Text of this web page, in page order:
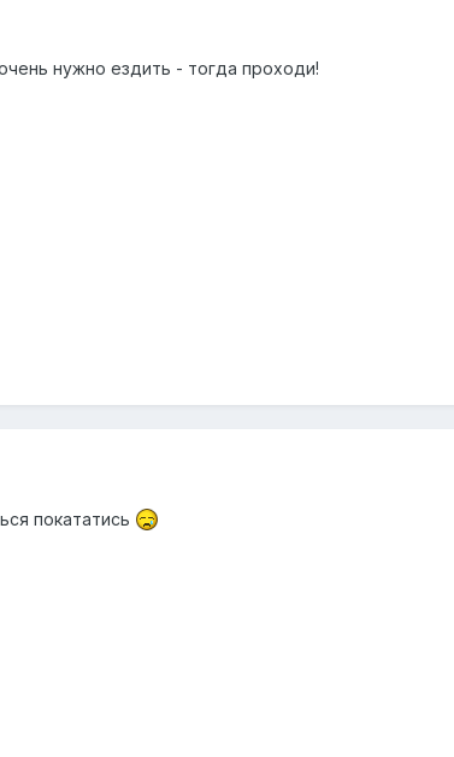
нужно ездить - тогда проходи!
покататись